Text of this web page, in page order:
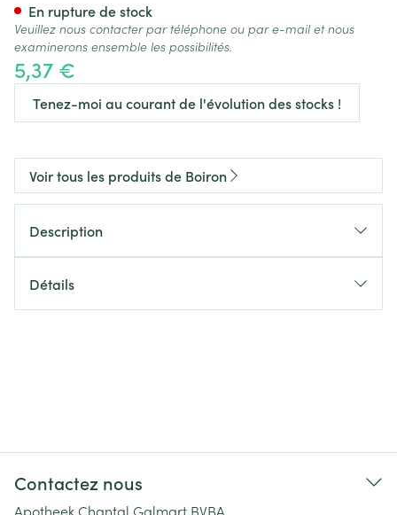
5,37 €
Tenez-moi au courant de l'évolution des stocks !
En rupture de stock
Veuillez nous contacter par téléphone ou par e-mail et nous
examinerons ensemble les possibilités.
Voir tous les produits de Boiron
Description
Détails
Contactez nous
Apotheek Chantal Galmart BVBA